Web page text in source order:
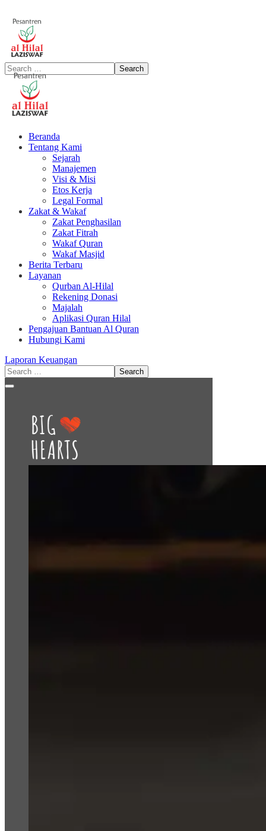
Beranda
Tentang Kami
Sejarah
Manajemen
Visi & Misi
Etos Kerja
Legal Formal
Zakat & Wakaf
Zakat Penghasilan
Zakat Fitrah
Wakaf Quran
Wakaf Masjid
Berita Terbaru
Layanan
Qurban Al-Hilal
Rekening Donasi
Majalah
Aplikasi Quran Hilal
Pengajuan Bantuan Al Quran
Hubungi Kami
Laporan Keuangan